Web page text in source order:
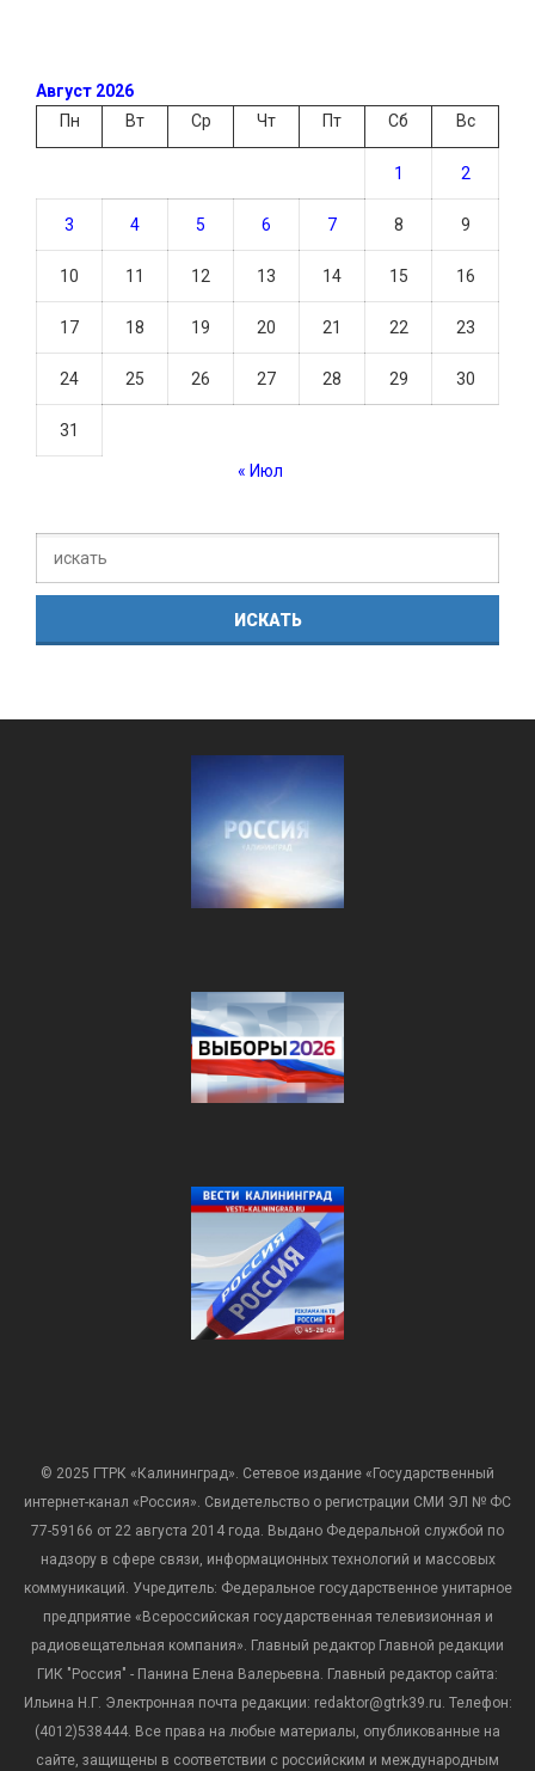
Август 2026
Пн
Вт Ср Чт Пт Сб Вс
1 2
3 4 5 6 7 8 9
10 11 12 13 14 15 16
17 18 19 20 21 22 23
24 25 26 27 28 29 30
31
« Июл
© 2025 ГТРК «Калининград». Сетевое издание «Государственный
интернет-канал «Россия». Свидетельство о регистрации СМИ ЭЛ № ФС
77-59166 от 22 августа 2014 года. Выдано Федеральной службой по
надзору в сфере связи, информационных технологий и массовых
коммуникаций. Учредитель: Федеральное государственное унитарное
предприятие «Всероссийская государственная телевизионная и
радиовещательная компания». Главный редактор Главной редакции
ГИК "Россия" - Панина Елена Валерьевна. Главный редактор сайта:
Ильина Н.Г. Электронная почта редакции: redaktor@gtrk39.ru. Телефон:
(4012)538444. Все права на любые материалы, опубликованные на
сайте, защищены в соответствии с российским и международным